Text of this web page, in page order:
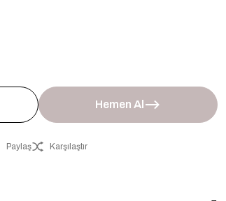
Hemen Al
Paylaş Karşılaştır